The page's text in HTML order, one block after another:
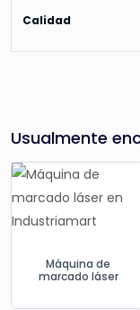
Calidad
Usualmente
Máquina de
marcado láser